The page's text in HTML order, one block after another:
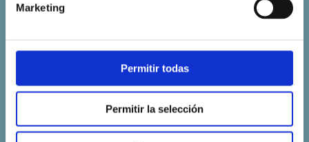
Marketing
Permitir todas
Permitir la selección
Organización de agentes
Controla el acceso a los datos, define los
roles de usuario y planifica horarios.